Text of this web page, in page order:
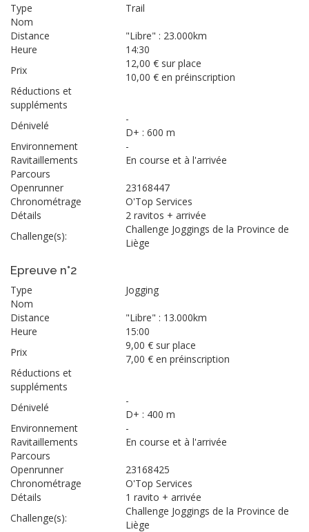
Type
Trail
Nom
Distance
"Libre" : 23.000km
Heure
14:30
Prix
12,00 € sur place
10,00 € en préinscription
Réductions et
suppléments
Dénivelé
-
D+ : 600 m
Environnement
-
Ravitaillements
En course et à l'arrivée
Parcours
Openrunner
23168447
Chronométrage
O'Top Services
Détails
2 ravitos + arrivée
Challenge(s):
Challenge Joggings de la Province de
Liège
Epreuve n°2
Type
Jogging
Nom
Distance
"Libre" : 13.000km
Heure
15:00
Prix
9,00 € sur place
7,00 € en préinscription
Réductions et
suppléments
Dénivelé
-
D+ : 400 m
Environnement
-
Ravitaillements
En course et à l'arrivée
Parcours
Openrunner
23168425
Chronométrage
O'Top Services
Détails
1 ravito + arrivée
Challenge(s):
Challenge Joggings de la Province de
Liège